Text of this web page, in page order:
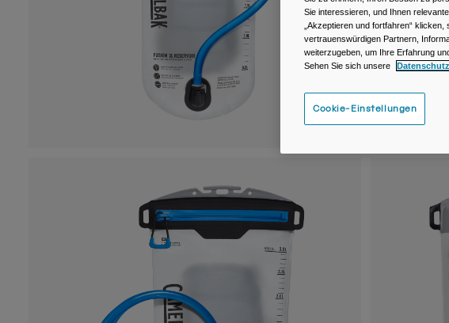
Sie interessieren, und Ihnen
„Akzeptieren und fortfahren“
vertrauenswürdigen Partnern,
weiterzugeben, um Ihre Erfahrung
Sehen Sie sich unsere
Cookie-Einstellungen